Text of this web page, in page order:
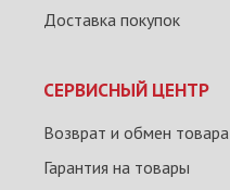
Доставка покупок
СЕРВИСНЫЙ ЦЕНТР
Возврат и обмен товара
Гарантия на товары